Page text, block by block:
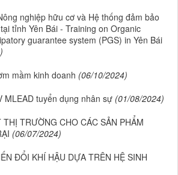
nghiệp hữu cơ và Hệ thống đảm bảo
tỉnh Yên Bái - Training on Organic
guarantee system (PGS) in Yên Bái
mầm kinh doanh (06/10/2024)
MLEAD tuyển dụng nhân sự (01/08/2024)
THỊ TRƯỜNG CHO CÁC SẢN PHẨM
(06/07/2024)
ĐỔI KHÍ HẬU DỰA TRÊN HỆ SINH